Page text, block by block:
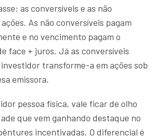
as conversíveis e as não
As não conversíveis pagam
e no vencimento pagam o
face + juros. Já as conversíveis
transforme-a em ações sob
emissora.
pessoa física, vale ficar de olho
que vem ganhando destaque no
incentivadas. O diferencial é